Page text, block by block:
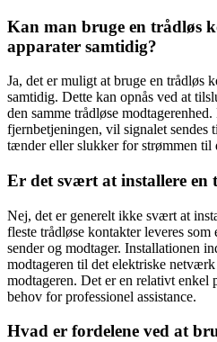
Kan man bruge en trådløs
apparater samtidig?
Ja, det er muligt at bruge en trådløs
samtidig. Dette kan opnås ved at
den samme trådløse
fjernbetjeningen, vil signalet sendes
tænder eller slukker for strømmen til
Er det svært at installere en
Nej, det er generelt ikke svært at
fleste trådløse kontakter leveres
sender og modtager. Installationen
modtageren til det elektriske netværk
modtageren. Det er en relativt enkel
behov for professionel assistance.
Hvad er fordelene ved at